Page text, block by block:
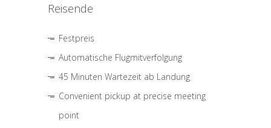
Reisende
Festpreis
Automatische Flugmitverfolgung
45 Minuten Wartezeit ab Landung
Convenient pickup at precise meeting
point